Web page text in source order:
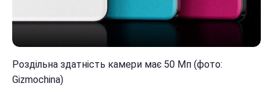
Роздільна здатність камери має 50 Мп (фото:
Gizmochina)